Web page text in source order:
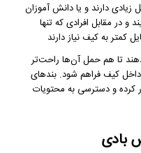
زیادی دارند و یا دانش آموزان
و در مقابل افرادی که تنها
کمتر به کیف نیاز دارند
تا هم حمل آن‌ها راحت‌تر
کیف فراهم شود. بندهای
و دسترسی به محتویات
بادی